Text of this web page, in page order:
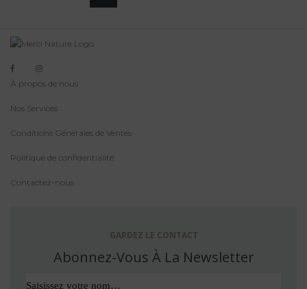
À propos de nous
Nos Services
Conditions Générales de Ventes
Politique de confidentialité
Contactez-nous
GARDEZ LE CONTACT
Abonnez-Vous À La Newsletter